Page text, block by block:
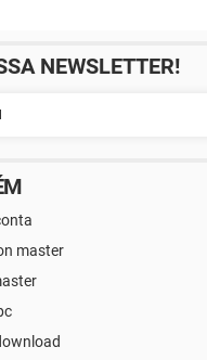
NEWSLETTER!
master